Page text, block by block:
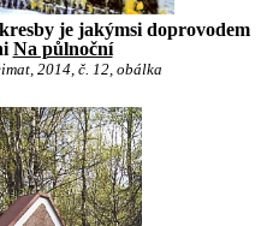
je jakýmsi doprovodem
Na půlnoční
2014, č. 12, obálka